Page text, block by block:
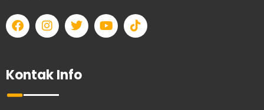
F
a
c
o
o
k
I
n
s
a
g
a
T
w
i
e
Y
o
u
T
i
k
Kontak Info